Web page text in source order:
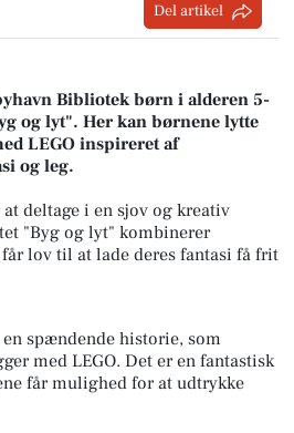
Del artikel
Bibliotek børn i alderen 5-
og lyt". Her kan børnene lytte
LEGO inspireret af
og leg.
deltage i en sjov og kreativ
"Byg og lyt" kombinerer
lov til at lade deres fantasi få frit
spændende historie, som
med LEGO. Det er en fantastisk
får mulighed for at udtrykke